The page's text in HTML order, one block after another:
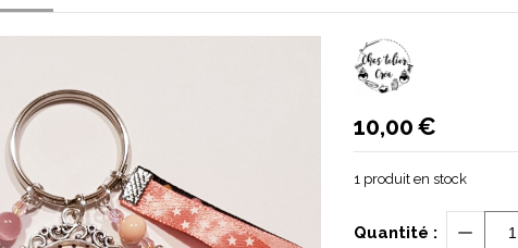
10,00€
1 produit en stock
Quantité :